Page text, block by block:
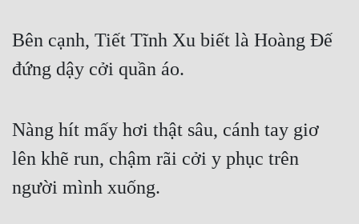
Bên cạnh, Tiết Tĩnh Xu biết là Hoàng Đế
đứng dậy cởi quần áo.
Nàng hít mấy hơi thật sâu, cánh tay giơ
lên khẽ run, chậm rãi cởi y phục trên
người mình xuống.